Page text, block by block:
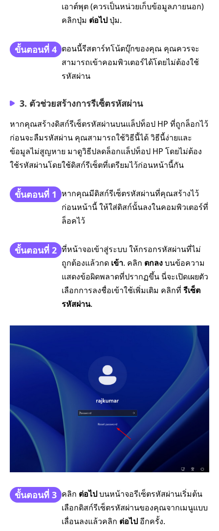
เอาต์พุต (ควรเป็นหน่วยเก็บข้อมูลภายนอก)
คลิกปุ่ม ต่อไปปุ่ม.
ขั้นตอนที่ 4 ตอนนี้รีสตาร์ทโน้ตบุ๊กของคุณ คุณควรจะ
สามารถเข้าคอมพิวเตอร์ได้โดยไม่ต้องใช้
รหัสผ่าน
3. ตัวช่วยสร้างการรีเซ็ตรหัสผ่าน
หากคุณสร้างดิสก์รีเซ็ตรหัสผ่านบนแล็ปท็อป HP ที่ถูกล็อกไว้
ก่อนจะลืมรหัสผ่าน คุณสามารถใช้วิธีนี้ได้ วิธีนี้ง่ายและ
ข้อมูลไม่สูญหาย มาดูวิธีปลดล็อกแล็ปท็อป HP โดยไม่ต้อง
ใช้รหัสผ่านโดยใช้ดิสก์รีเซ็ตที่เตรียมไว้ก่อนหน้านี้กัน
ขั้นตอนที่ 1 หากคุณมีดิสก์รีเซ็ตรหัสผ่านที่คุณสร้างไว้
ก่อนหน้านี้ ให้ใส่ดิสก์นั้นลงในคอมพิวเตอร์ที่
ล็อคไว้
ขั้นตอนที่ 2 ที่หน้าจอเข้าสู่ระบบ ให้กรอกรหัสผ่านที่ไม่
ถูกต้องแล้วกด เข้า. คลิก ตกลงบนข้อความ
แสดงข้อผิดพลาดที่ปรากฏขึ้น นี่จะเปิดเผยตัว
เลือกการลงชื่อเข้าใช้เพิ่มเติม คลิกที่ รีเซ็ต
รหัสผ่าน.
ขั้นตอนที่ 3 คลิก ต่อไปบนหน้าจอรีเซ็ตรหัสผ่านเริ่มต้น
เลือกดิสก์รีเซ็ตรหัสผ่านของคุณจากเมนูแบบ
เลื่อนลงแล้วคลิก ต่อไป อีกครั้ง.